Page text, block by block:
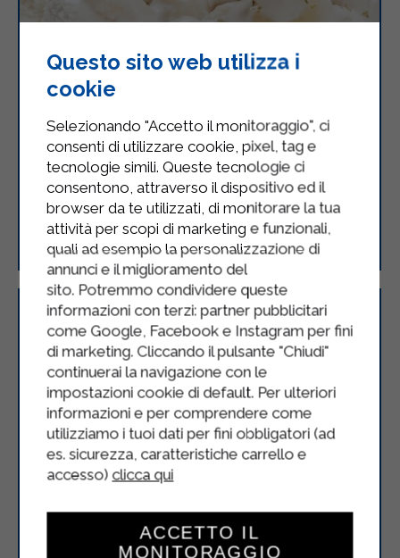
Gnocchi con mascarpone e noci
Questo sito web utilizza i
cookie
Selezionando "Accetto il monitoraggio", ci
consenti di utilizzare cookie, pixel, tag e
tecnologie simili. Queste tecnologie ci
consentono, attraverso il dispositivo ed il
browser da te utilizzati, di monitorare la tua
attività per scopi di marketing e funzionali,
quali ad esempio la personalizzazione di
annunci e il miglioramento del
sito. Potremmo condividere queste
informazioni con terzi: partner pubblicitari
come Google, Facebook e Instagram per fini
di marketing. Cliccando il pulsante "Chiudi"
continuerai la navigazione con le
impostazioni cookie di default. Per ulteriori
informazioni e per comprendere come
utilizziamo i tuoi dati per fini obbligatori (ad
es. sicurezza, caratteristiche carrello e
accesso) clicca qui
ACCETTO IL
MONITORAGGIO